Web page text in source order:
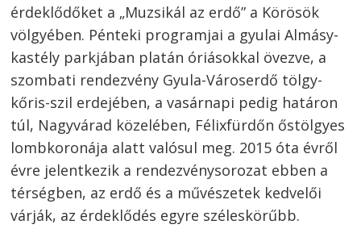
érdeklődőket a „Muzsikál az erdő” a Körösök
völgyében. Pénteki programjai a gyulai Almásy-
kastély parkjában platán óriásokkal övezve, a
szombati rendezvény Gyula-Városerdő tölgy-
kőris-szil erdejében, a vasárnapi pedig határon
túl, Nagyvárad közelében, Félixfürdőn őstölgyes
lombkoronája alatt valósul meg. 2015 óta évről
évre jelentkezik a rendezvénysorozat ebben a
térségben, az erdő és a művészetek kedvelői
várják, az érdeklődés egyre széleskörűbb.